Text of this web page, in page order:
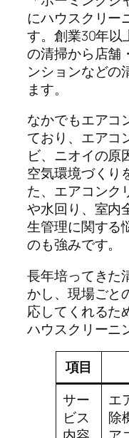
にハウスクリー
す。創業30年以
の清掃から店舗
ンションなどの
ます。
なかでもエアコ
ており、エアコ
ビ、ニオイの原
空気環境づくり
た、エアコンク
や水回り、室内
生管理に関する
のも強みです。
長年培ってきた
かし、現場ごと
応してくれるた
ハウスクリーニ
項目
サー
ビス
エ
除